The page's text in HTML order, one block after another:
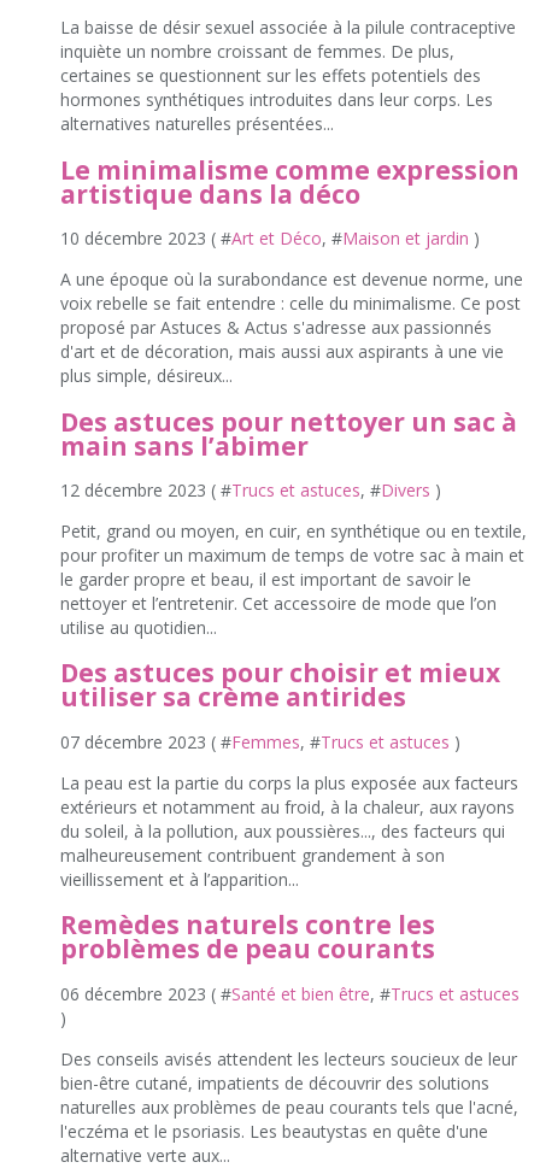
La baisse de désir sexuel associée à la pilule contraceptive
inquiète un nombre croissant de femmes. De plus,
certaines se questionnent sur les effets potentiels des
hormones synthétiques introduites dans leur corps. Les
alternatives naturelles présentées...
Le minimalisme comme expression
artistique dans la déco
10 décembre 2023 ( #Art et Déco, #Maison et jardin )
A une époque où la surabondance est devenue norme, une
voix rebelle se fait entendre : celle du minimalisme. Ce post
proposé par Astuces & Actus s'adresse aux passionnés
d'art et de décoration, mais aussi aux aspirants à une vie
plus simple, désireux...
Des astuces pour nettoyer un sac à
main sans l’abimer
12 décembre 2023 ( #Trucs et astuces, #Divers )
Petit, grand ou moyen, en cuir, en synthétique ou en textile,
pour profiter un maximum de temps de votre sac à main et
le garder propre et beau, il est important de savoir le
nettoyer et l’entretenir. Cet accessoire de mode que l’on
utilise au quotidien...
Des astuces pour choisir et mieux
utiliser sa crème antirides
07 décembre 2023 ( #Femmes, #Trucs et astuces )
La peau est la partie du corps la plus exposée aux facteurs
extérieurs et notamment au froid, à la chaleur, aux rayons
du soleil, à la pollution, aux poussières..., des facteurs qui
malheureusement contribuent grandement à son
vieillissement et à l’apparition...
Remèdes naturels contre les
problèmes de peau courants
06 décembre 2023 ( #Santé et bien être, #Trucs et astuces
)
Des conseils avisés attendent les lecteurs soucieux de leur
bien-être cutané, impatients de découvrir des solutions
naturelles aux problèmes de peau courants tels que l'acné,
l'eczéma et le psoriasis. Les beautystas en quête d'une
alternative verte aux...